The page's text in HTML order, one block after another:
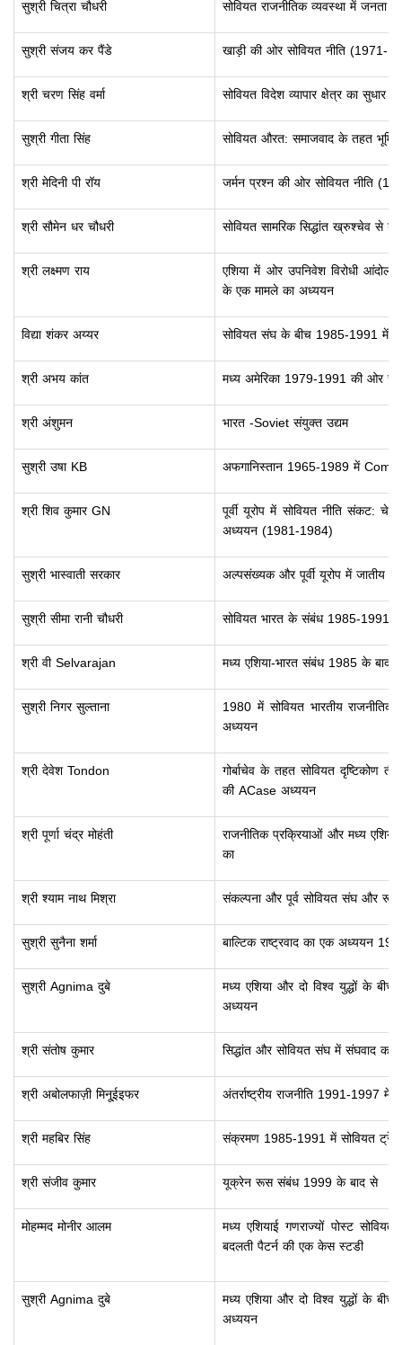
सुश्री चित्रा चौधरी सोवियत राजनीतिक व्यवस्था में जनता
सुश्री संजय कर पैंडे खाड़ी की ओर सोवियत नीति (1971-
श्री चरण सिंह वर्मा सोवियत विदेश व्यापार क्षेत्र का सुधार
सुश्री गीता सिंह सोवियत औरत: समाजवाद के तहत
श्री मेदिनी पी रॉय जर्मन प्रश्न की ओर सोवियत नीति
श्री सौमेन धर चौधरी सोवियत सामरिक सिद्धांत ख्रुश्चेव से
श्री लक्ष्मण राय
एशिया में ओर उपनिवेश विरोधी
के एक मामले का अध्ययन
विद्या शंकर अय्यर सोवियत संघ के बीच 1985-1991 में
श्री अभय कांत मध्य अमेरिका 1979-1991 की ओर
श्री अंशुमन भारत -Soviet संयुक्त उद्यम
सुश्री उषा KB अफगानिस्तान 1965-1989 में
श्री शिव कुमार GN
पूर्वी यूरोप में सोवियत नीति संकट:
अध्ययन (1981-1984)
सुश्री भास्वाती सरकार अल्पसंख्यक और पूर्वी यूरोप में जातीय
सुश्री सीमा रानी चौधरी सोवियत भारत के संबंध 1985-1991
श्री वी Selvarajan मध्य एशिया-भारत संबंध 1985 के
सुश्री निगर सुल्ताना
1980 में सोवियत भारतीय
अध्ययन
श्री देवेश Tondon
गोर्बाचेव के तहत सोवियत दृष्टिकोण
की ACase अध्ययन
श्री पूर्णा चंद्र मोहंती
राजनीतिक प्रक्रियाओं और मध्य
का
श्री श्याम नाथ मिश्रा संकल्पना और पूर्व सोवियत संघ और
सुश्री सुनैना शर्मा बाल्टिक राष्ट्रवाद का एक अध्ययन
सुश्री Agnima दुबे
मध्य एशिया और दो विश्व युद्धों के
अध्ययन
श्री संतोष कुमार सिद्धांत और सोवियत संघ में संघवाद
श्री अबोलफाज़ी मिनू्ईइफर अंतर्राष्ट्रीय राजनीति 1991-1997
श्री महबिर सिंह संक्रमण 1985-1991 में सोवियत
श्री संजीव कुमार यूक्रेन रूस संबंध 1999 के बाद से
मोहम्मद मोनीर आलम
मध्य एशियाई गणराज्यों पोस्ट
बदलती पैटर्न की एक केस स्टडी
सुश्री Agnima दुबे
मध्य एशिया और दो विश्व युद्धों के
अध्ययन